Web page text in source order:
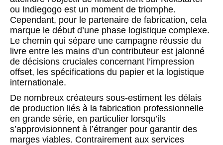
ou Indiegogo est un moment de triomphe.
Cependant, pour le partenaire de fabrication, cela
marque le début d’une phase logistique complexe.
Le chemin qui sépare une campagne réussie du
livre entre les mains d’un contributeur est jalonné
de décisions cruciales concernant l’impression
offset, les spécifications du papier et la logistique
internationale.
De nombreux créateurs sous-estiment les délais
de production liés à la fabrication professionnelle
en grande série, en particulier lorsqu’ils
s’approvisionnent à l’étranger pour garantir des
marges viables. Contrairement aux services